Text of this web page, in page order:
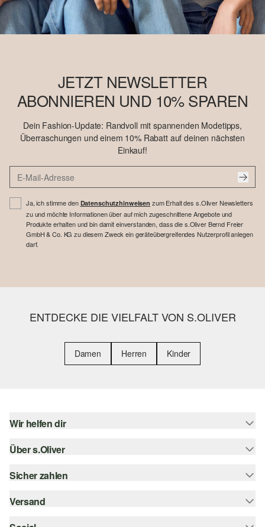
JETZT NEWSLETTER
ABONNIEREN UND 10% SPAREN
Dein Fashion-Update: Randvoll mit spannenden Modetipps,
Überraschungen und einem 10% Rabatt auf deinen nächsten
Einkauf!
Ja, ich stimme den Datenschutzhinweisen zum Erhalt des s.Oliver Newsletters
zu und möchte Informationen über auf mich zugeschnittene Angebote und
Produkte erhalten und bin damit einverstanden, dass die s.Oliver Bernd Freier
GmbH & Co. KG zu diesem Zweck ein geräteübergreifendes Nutzerprofil anlegen
darf.
ENTDECKE DIE VIELFALT VON S.OLIVER
Damen Herren Kinder
Wir helfen dir
Hilfe & FAQ
Größenberatung
Über s.Oliver
Newsletter
s.Oliver Card
Sicher zahlen
Rechnung
Kreditkarte
Versand